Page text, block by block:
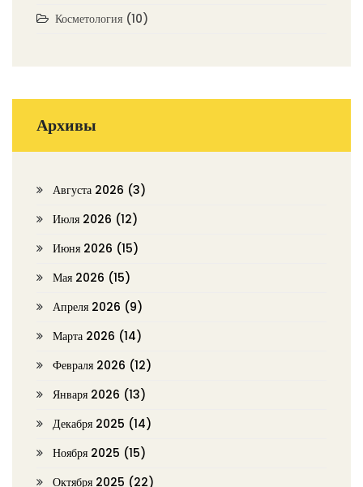
Косметология (10)
Архивы
Августа 2026 (3)
Июля 2026 (12)
Июня 2026 (15)
Мая 2026 (15)
Апреля 2026 (9)
Марта 2026 (14)
Февраля 2026 (12)
Января 2026 (13)
Декабря 2025 (14)
Ноября 2025 (15)
Октября 2025 (22)